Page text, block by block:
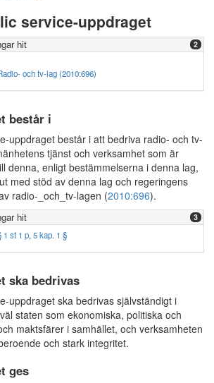
service-uppdraget
hit 2
och tv-lag (2010:696)
består i
uppdraget består i att bedriva radio- och tv-
tjänst och verksamhet som är
denna, enligt bestämmelserna i denna lag,
med stöd av denna lag och regeringens
radio-_och_tv-lagen (2010:696).
hit 3
1 st 1 p, 5 kap. 1 §
ska bedrivas
uppdraget ska bedrivas självständigt i
staten som ekonomiska, politiska och
maktsfärer i samhället, och verksamheten
och stark integritet.
ges